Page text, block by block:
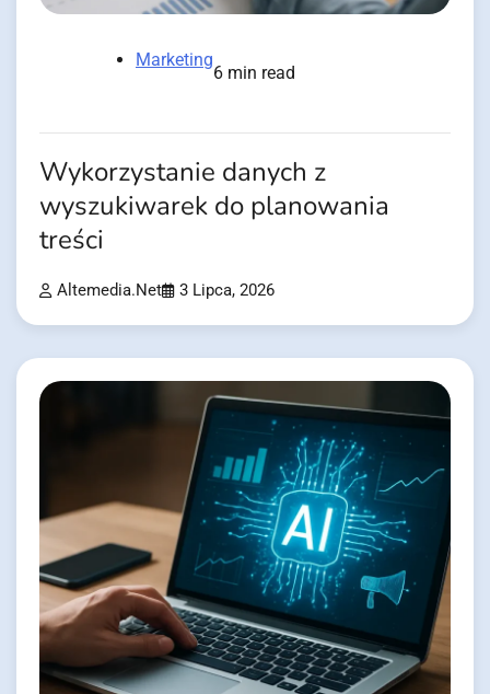
Marketing
6 min read
Wykorzystanie danych z
wyszukiwarek do planowania
treści
Altemedia.net 3 Lipca, 2026